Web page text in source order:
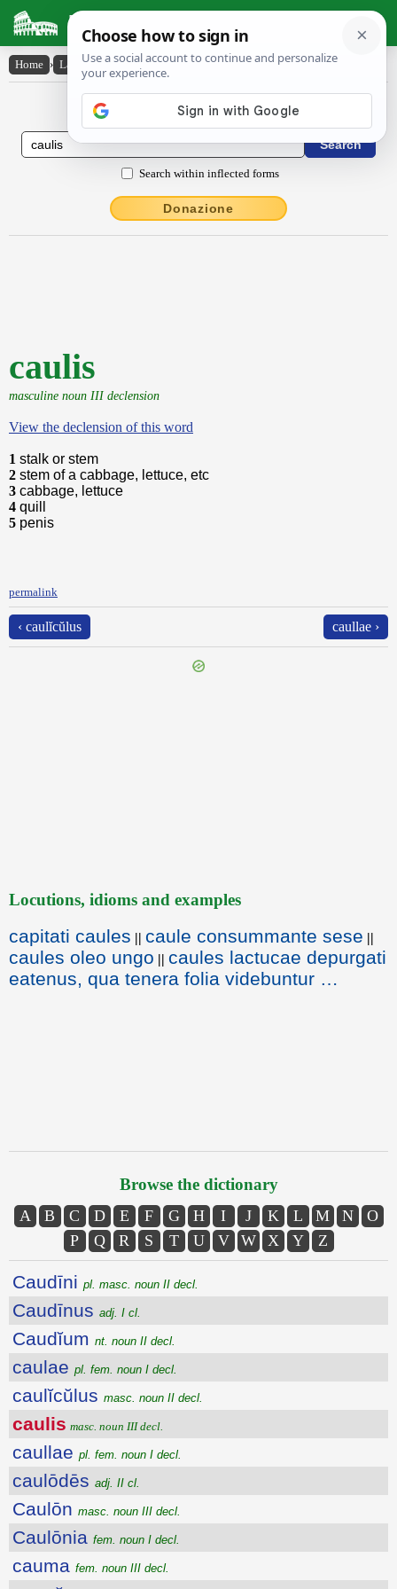
Latin Dictionary
Home › Latin-English › caulis
Latin to English Dictionary
Search within inflected forms
Donazione
caulis
masculine noun III declension
View the declension of this word
1 stalk or stem
2 stem of a cabbage, lettuce, etc
3 cabbage, lettuce
4 quill
5 penis
permalink
‹ caulĭcŭlus caullae ›
Locutions, idioms and examples
capitati caules || caule consummante sese ||
caules oleo ungo || caules lactucae depurgati
eatenus, qua tenera folia videbuntur …
Browse the dictionary
A B C D E F G H I J K L M N
O
P
Q R S T U V W X Y Z
Caudīni pl. masc. noun II decl.
Caudīnus adj. I cl.
Caudĭum nt. noun II decl.
caulae pl. fem. noun I decl.
caulĭcŭlus masc. noun II decl.
caulis masc. noun III decl.
caullae pl. fem. noun I decl.
caulōdēs adj. II cl.
Caulōn masc. noun III decl.
Caulōnia fem. noun I decl.
cauma fem. noun III decl.